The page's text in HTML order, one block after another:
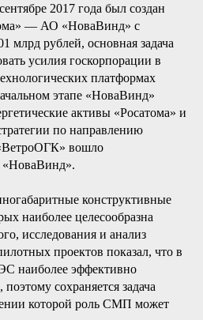
использование возобновляемых
которые не требуют завоза
и ветровых электростанций
опыт использования СЭС
реализуются пилотные
Однако СЭС не могут
ночь, поэтому необходимы
работа которых
принципах.
АО «ВетроОГК», которая с
проекты по созданию ВЭС в
2017 года был создан
— АО «НоваВинд» с
млрд рублей, основная задача
усилия госкорпорации в
платформах